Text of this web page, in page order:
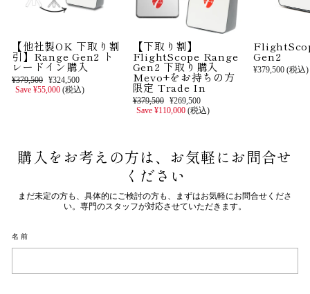
【他社製OK 下取り割
引】Range Gen2 ト
レードイン購入
通
常
¥379,500 セ
ー
¥324,500
Save ¥55,000 (税込)
【下取り割】
FlightScope Range
Gen2 下取り購入
Mevo+をお持ちの方
限定 Trade In
通
常
¥379,500 セ
ー
¥269,500
Save ¥110,000 (税込)
Gen2
¥379,500 (税込)
購入をお考えの方は、お気軽にお問合せ
ください
まだ未定の方も、具体的にご検討の方も、まずはお気軽にお問合せくださ
い。専門のスタッフが対応させていただきます。
名前